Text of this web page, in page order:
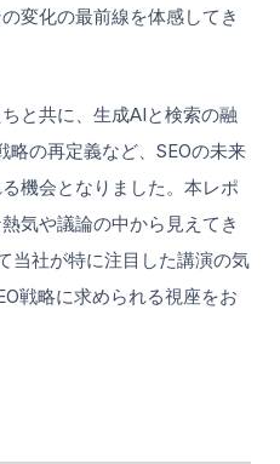
変化の最前線を体感してき
と共に、生成AIと検索の融
略の再定義など、SEOの未来
機会となりました。本レポ
気や議論の中から見えてき
当社が特に注目した講演の気
戦略に求められる視座をお